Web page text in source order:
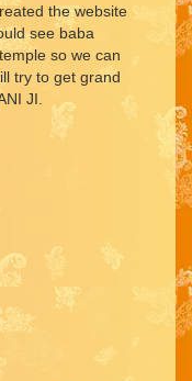
the website
see baba
so we can
try to get grand
JI.